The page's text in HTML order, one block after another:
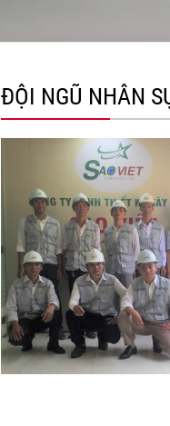
ĐỘI NGŨ NHÂN